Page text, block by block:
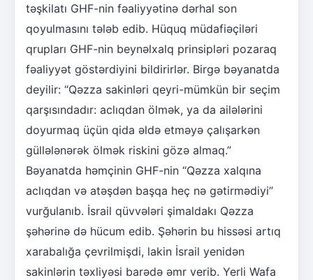
təşkilatı GHF-nin fəaliyyətinə dərhal son
qoyulmasını tələb edib. Hüquq müdafiəçiləri
qrupları GHF-nin beynəlxalq prinsipləri pozaraq
fəaliyyət göstərdiyini bildirirlər. Birgə bəyanatda
deyilir: “Qəzza sakinləri qeyri-mümkün bir seçim
qarşısındadır: aclıqdan ölmək, ya da ailələrini
doyurmaq üçün qida əldə etməyə çalışarkən
güllələnərək ölmək riskini gözə almaq.”
Bəyanatda həmçinin GHF-nin “Qəzza xalqına
aclıqdan və atəşdən başqa heç nə gətirmədiyi”
vurğulanıb. İsrail qüvvələri şimaldakı Qəzza
şəhərinə də hücum edib. Şəhərin bu hissəsi artıq
xarabalığa çevrilmişdi, lakin İsrail yenidən
sakinlərin təxliyəsi barədə əmr verib. Yerli Wafa